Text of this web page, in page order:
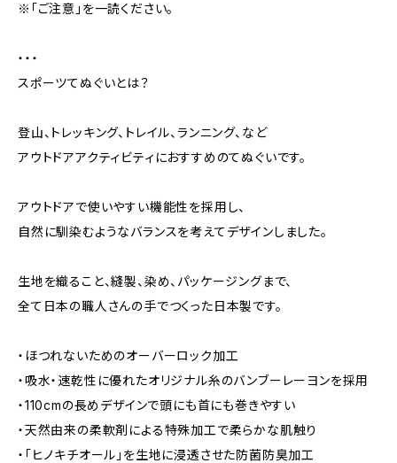
※「ご注意」を一読ください。
・・・
スポーツてぬぐいとは？
登山、トレッキング、トレイル、ランニング、など
アウトドアアクティビティにおすすめのてぬぐいです。
アウトドアで使いやすい機能性を採用し、
自然に馴染むようなバランスを考えてデザインしました。
生地を織ること、縫製、染め、パッケージングまで、
全て日本の職人さんの手でつくった日本製です。
・ほつれないためのオーバーロック加工
・吸水・速乾性に優れたオリジナル糸のバンブーレーヨンを採用
・110cmの長めデザインで頭にも首にも巻きやすい
・天然由来の柔軟剤による特殊加工で柔らかな肌触り
・「ヒノキチオール」を生地に浸透させた防菌防臭加工